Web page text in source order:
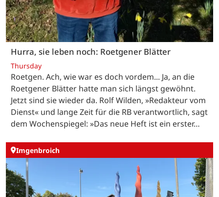
Hurra, sie leben noch: Roetgener Blätter
Thursday
Roetgen. Ach, wie war es doch vordem... Ja, an die
Roetgener Blätter hatte man sich längst gewöhnt.
Jetzt sind sie wieder da. Rolf Wilden, »Redakteur vom
Dienst« und lange Zeit für die RB verantwortlich, sagt
dem Wochenspiegel: »Das neue Heft ist ein erster…
Imgenbroich